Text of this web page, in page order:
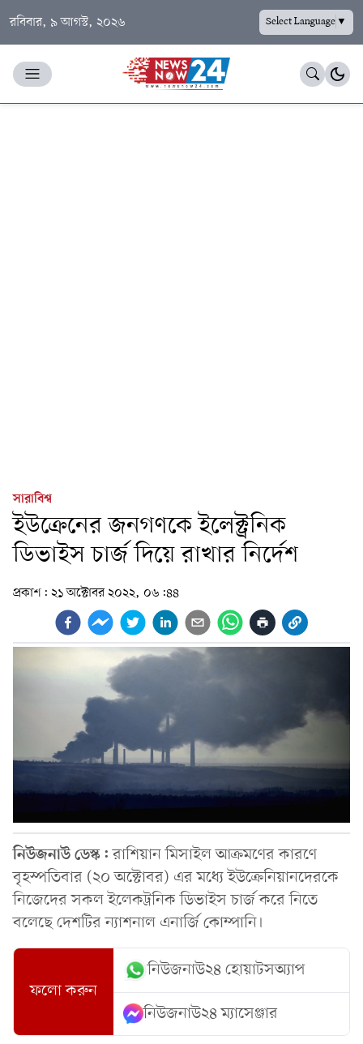
রবিবার, ৯ আগস্ট, ২০২৬ Select Language▼
সারাবিশ্ব
ইউক্রেনের জনগণকে ইলেক্ট্রনিক
ডিভাইস চার্জ দিয়ে রাখার নির্দেশ
প্রকাশ: ২১ অক্টোবর ২০২২, ০৬:৪৪
নিউজনাউ ডেস্ক:রাশিয়ান মিসাইল আক্রমণের কারণে
বৃহস্পতিবার (২০ অক্টোবর) এর মধ্যে ইউক্রেনিয়ানদেরকে
নিজেদের সকল ইলেকট্রনিক ডিভাইস চার্জ করে নিতে
বলেছে দেশটির ন্যাশনাল এনার্জি কোম্পানি।
ফলো করুন
নিউজনাউ২৪ হোয়াটসঅ্যাপ
নিউজনাউ২৪ ম্যাসেঞ্জার